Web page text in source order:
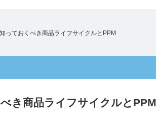
っておくべき商品ライフサイクルとPPM
き商品ライフサイクルとPPM